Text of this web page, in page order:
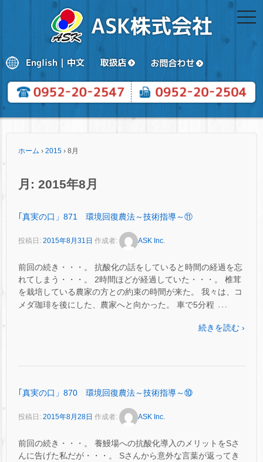
ホーム › 2015 › 8月
月: 2015年8月
｢真実の口」871 環境回復農法～技術指導～⑪
投稿日: 2015年8月31日 作成者: ASK Inc.
前回の続き・・・。 抗酸化の話をしていると時間の経過を忘
れてしまう・・・。 2時間ほどが経過していた・・・。 椎茸
を栽培している農家の方との約束の時間が来た。 我々は、コ
メダ珈琲を後にした、農家へと向かった。 車で5分程 …
続きを読む ›
｢真実の口」870 環境回復農法～技術指導～⑩
投稿日: 2015年8月28日 作成者: ASK Inc.
前回の続き・・・。 養鰻場への抗酸化導入のメリットをSさ
んに告げた私だが・・・。 Sさんから意外な言葉が返ってき